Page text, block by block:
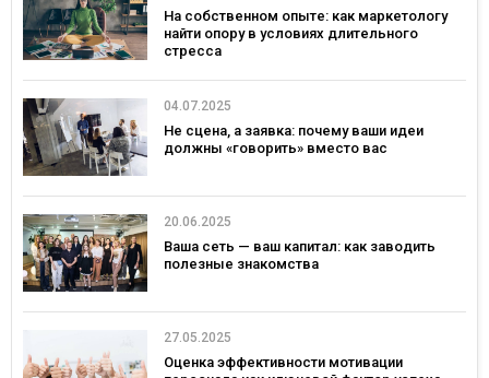
На собственном опыте: как маркетологу
найти опору в условиях длительного
стресса
04.07.2025
Не сцена, а заявка: почему ваши идеи
должны «говорить» вместо вас
20.06.2025
Ваша сеть — ваш капитал: как заводить
полезные знакомства
27.05.2025
Оценка эффективности мотивации